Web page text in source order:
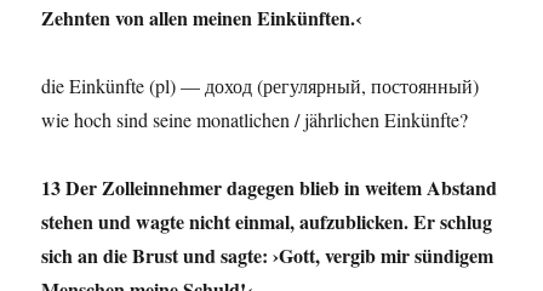
Zehnten von allen meinen Einkünften.‹
die Einkünfte (pl) — доход (регулярный, постоянный)
wie hoch sind seine monatlichen / jährlichen Einkünfte?
13 Der Zolleinnehmer dagegen blieb in weitem Abstand
stehen und wagte nicht einmal, aufzublicken. Er schlug
sich an die Brust und sagte: ›Gott, vergib mir sündigem